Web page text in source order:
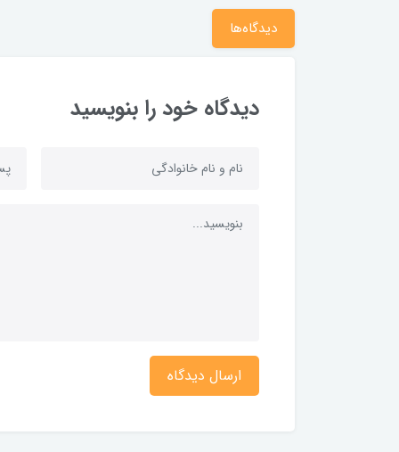
دیدگاه‌ها
دیدگاه خود را بنویسید
ارسال دیدگاه